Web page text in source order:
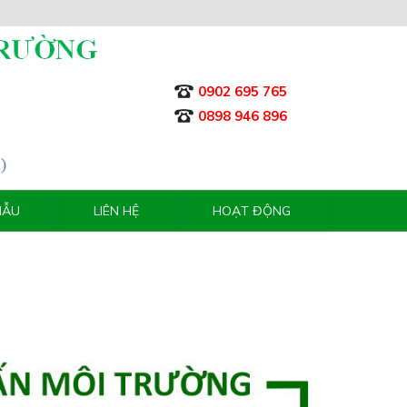
0902 695 765
0898 946 896
LIÊN HỆ HOẠT ĐỘNG